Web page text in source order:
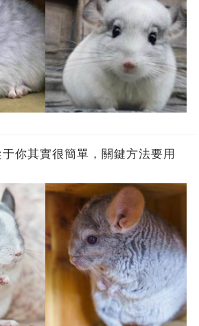
你其實很簡單，關鍵方法要用